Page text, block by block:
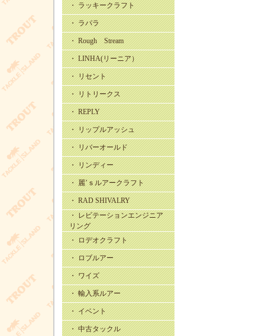
・ ラッキークラフト
・ ラパラ
・ Rough Stream
・ LINHA(リーニア）
・ リセント
・ リトリークス
・ REPLY
・ リップルアッシュ
・ リバーオールド
・ リンディー
・ 麗’ｓルアークラフト
・ RAD SHIVALRY
・ レビテーションエンジニア
リング
・ ロデオクラフト
・ ロブルアー
・ ワイズ
・ 輸入系ルアー
・ イベント
・ 中古タックル